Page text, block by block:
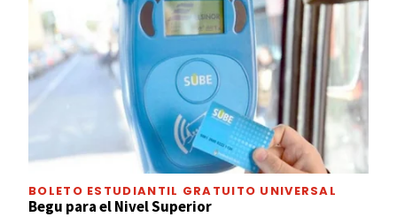
BOLETO ESTUDIANTIL GRATUITO UNIVERSAL
Begu para el Nivel Superior